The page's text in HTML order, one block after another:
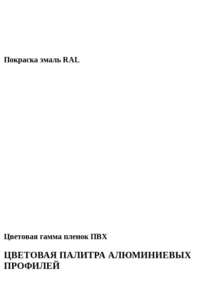
Покраска эмаль RAL
Цветовая гамма пленок ПВХ
ЦВЕТОВАЯ ПАЛИТРА АЛЮМИНИЕВЫХ
ПРОФИЛЕЙ